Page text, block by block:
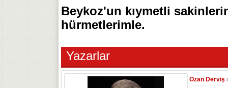
​Beykoz'un kıymetli
hürmetlerimle.
Yazarlar
Ozan Derviş